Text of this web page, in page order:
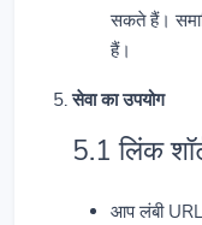
सकते हैं।
हैं।
सेवा का उपयोग
5.1 लिंक
आप लंबी